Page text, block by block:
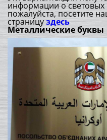
информации о световых
пожалуйста, посетите
страницуздесь
Металлические